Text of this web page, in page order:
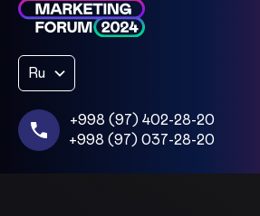
Ru
+998 (97) 402-28-20
+998 (97) 037-28-20